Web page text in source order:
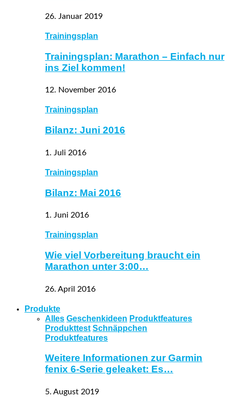
26. Januar 2019
Trainingsplan
Trainingsplan: Marathon – Einfach nur
ins Ziel kommen!
12. November 2016
Trainingsplan
Bilanz: Juni 2016
1. Juli 2016
Trainingsplan
Bilanz: Mai 2016
1. Juni 2016
Trainingsplan
Wie viel Vorbereitung braucht ein
Marathon unter 3:00…
26. April 2016
Produkte
Alles Geschenkideen Produktfeatures
Produkttest Schnäppchen
Produktfeatures
Weitere Informationen zur Garmin
fenix 6-Serie geleaket: Es…
5. August 2019